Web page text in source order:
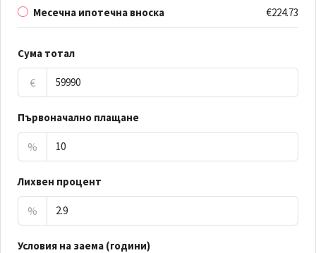
Месечна ипотечна вноска €224.73
Сума тотал
€
Първоначално плащане
%
Лихвен процент
%
Условия на заема (години)